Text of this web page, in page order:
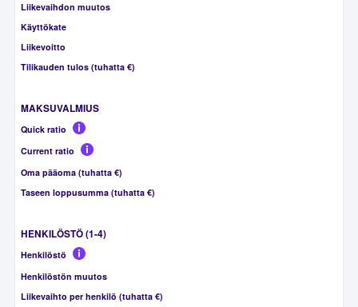
Liikevaihdon muutos
Käyttökate
Liikevoitto
Tilikauden tulos (tuhatta €)
MAKSUVALMIUS
Quick ratio
Current ratio
Oma pääoma (tuhatta €)
Taseen loppusumma (tuhatta €)
HENKILÖSTÖ (1-4)
Henkilöstö
Henkilöstön muutos
Liikevaihto per henkilö (tuhatta €)